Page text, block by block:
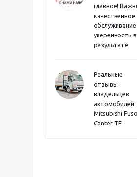
главное!
качественное
обслуживание
уверенность в
результате
Реальные
отзывы
владельцев
автомобилей
Mitsubishi Fuso
Canter TF